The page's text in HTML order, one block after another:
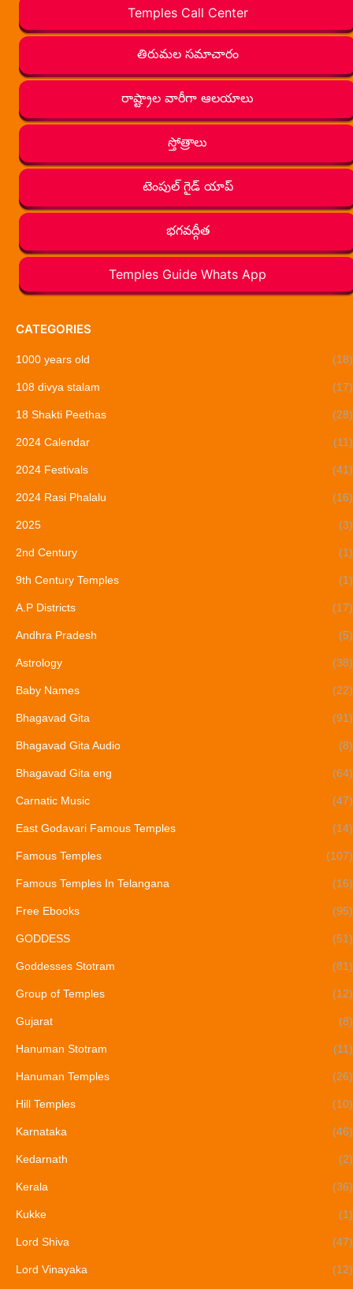
Temples Call Center
తిరుమల సమాచారం
రాష్ట్రాల వారీగా ఆలయాలు
స్తోత్రాలు
టెంపుల్ గైడ్ యాప్
భగవద్గీత
Temples Guide Whats App
CATEGORIES
1000 years old (18)
108 divya stalam (17)
18 Shakti Peethas (28)
2024 Calendar (11)
2024 Festivals (41)
2024 Rasi Phalalu (16)
2025 (3)
2nd Century (1)
9th Century Temples (1)
A.P Districts (17)
Andhra Pradesh (5)
Astrology (38)
Baby Names (22)
Bhagavad Gita (91)
Bhagavad Gita Audio (8)
Bhagavad Gita eng (64)
Carnatic Music (47)
East Godavari Famous Temples (14)
Famous Temples (107)
Famous Temples In Telangana (16)
Free Ebooks (95)
GODDESS (51)
Goddesses Stotram (81)
Group of Temples (12)
Gujarat (8)
Hanuman Stotram (11)
Hanuman Temples (26)
Hill Temples (10)
Karnataka (46)
Kedarnath (2)
Kerala (36)
Kukke (1)
Lord Shiva (47)
Lord Vinayaka (12)